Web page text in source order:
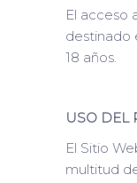
El acceso
destinado
18 años.
USO DEL
El Sitio
multitud